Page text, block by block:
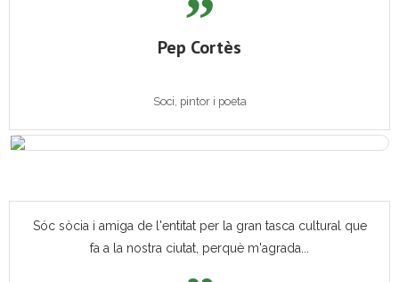
Pep Cortès
Soci, pintor i poeta
Sóc sòcia i amiga de l'entitat per la gran tasca cultural que
fa a la nostra ciutat, perquè m'agrada...